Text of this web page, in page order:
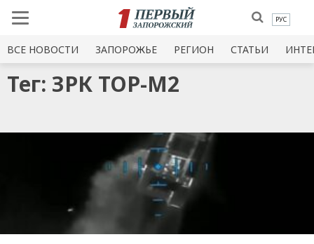
РУС
ВСЕ НОВОСТИ ЗАПОРОЖЬЕ РЕГИОН СТАТЬИ
Тег: ЗРК ТОР-М2